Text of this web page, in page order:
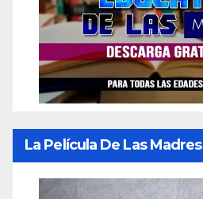
La Película De Las Madres